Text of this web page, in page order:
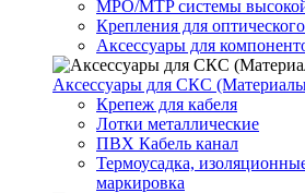
MPO/MTP системы
Крепления для
Аксессуары для
Аксессуары для СКС
Крепеж для кабеля
Лотки металлические
ПВХ Кабель канал
Термоусадка,
маркировка